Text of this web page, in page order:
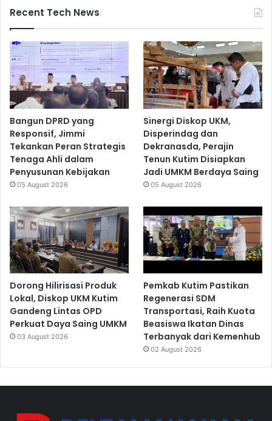
Recent Tech News
Bangun DPRD yang
Responsif, Jimmi
Tekankan Peran Strategis
Tenaga Ahli dalam
Penyusunan Kebijakan
05 August 2026
Sinergi Diskop UKM,
Disperindag dan
Dekranasda, Perajin
Tenun Kutim Disiapkan
Jadi UMKM Berdaya Saing
05 August 2026
Dorong Hilirisasi Produk
Lokal, Diskop UKM Kutim
Gandeng Lintas OPD
Perkuat Daya Saing UMKM
03 August 2026
Pemkab Kutim Pastikan
Regenerasi SDM
Transportasi, Raih Kuota
Beasiswa Ikatan Dinas
Terbanyak dari Kemenhub
02 August 2026